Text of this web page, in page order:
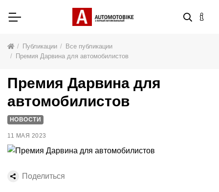
Публикации
Все публикации
Премия Дарвина для автомобилистов
Премия Дарвина для
автомобилистов
НОВОСТИ
11 МАЯ 2023
Поделиться